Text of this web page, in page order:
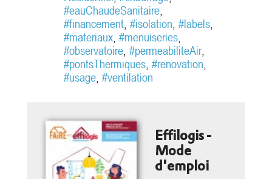
pour objectifs de Caractériser la
dynamique de la rénovation à basse
consommation en France, Identifier
les technologies mises en oeuvre...
#eauChaudeSanitaire,
#financement, #isolation, #labels,
#materiaux, #menuiseries,
#observatoire, #permeabiliteAir,
#pontsThermiques, #renovation,
#usage, #ventilation
Effilogis -
Mode
d'emploi